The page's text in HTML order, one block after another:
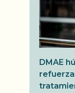
DMAE